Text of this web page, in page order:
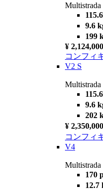
Multistrada
9.6
199
¥ 2,124,000
コンフィ
V2 S
Multistrada
9.6
202
¥
コンフィ
V4
170
12.7